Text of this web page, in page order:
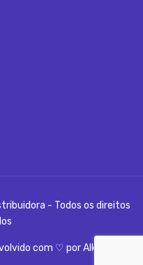
- Todos os direitos
com ♡ porAlka Digital